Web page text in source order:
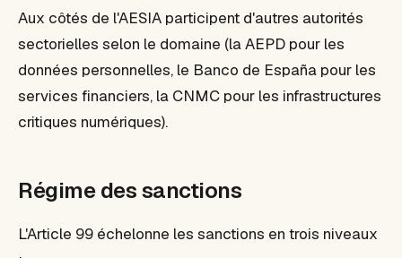
Aux côtés de l'AESIA participent d'autres autorités
sectorielles selon le domaine (la AEPD pour les
données personnelles, le Banco de España pour les
services financiers, la CNMC pour les infrastructures
critiques numériques).
Régime des sanctions
L'Article 99 échelonne les sanctions en trois niveaux